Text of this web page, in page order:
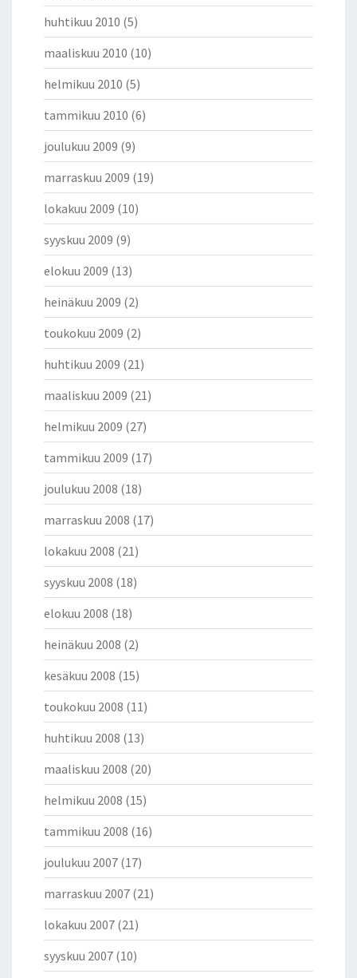
huhtikuu 2010 (5)
maaliskuu 2010 (10)
helmikuu 2010 (5)
tammikuu 2010 (6)
joulukuu 2009 (9)
marraskuu 2009 (19)
lokakuu 2009 (10)
syyskuu 2009 (9)
elokuu 2009 (13)
heinäkuu 2009 (2)
toukokuu 2009 (2)
huhtikuu 2009 (21)
maaliskuu 2009 (21)
helmikuu 2009 (27)
tammikuu 2009 (17)
joulukuu 2008 (18)
marraskuu 2008 (17)
lokakuu 2008 (21)
syyskuu 2008 (18)
elokuu 2008 (18)
heinäkuu 2008 (2)
kesäkuu 2008 (15)
toukokuu 2008 (11)
huhtikuu 2008 (13)
maaliskuu 2008 (20)
helmikuu 2008 (15)
tammikuu 2008 (16)
joulukuu 2007 (17)
marraskuu 2007 (21)
lokakuu 2007 (21)
syyskuu 2007 (10)